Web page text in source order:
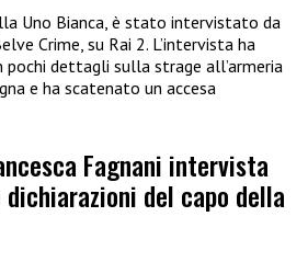
Uno Bianca, è stato intervistato da
Crime, su Rai 2. L’intervista ha
pochi dettagli sulla strage all’armeria
e ha scatenato un accesa
Fagnani intervista
del capo della